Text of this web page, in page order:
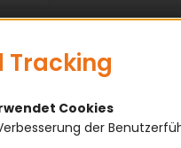
Tracking
Cookies
der